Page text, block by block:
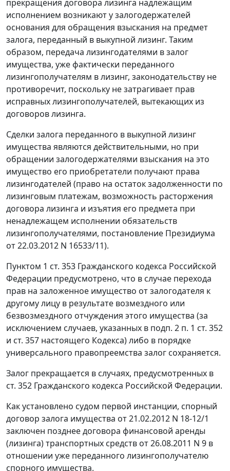
прекращения договора лизинга надлежащим
исполнением возникают у залогодержателей
основания для обращения взыскания на предмет
залога, переданный в выкупной лизинг. Таким
образом, передача лизингодателями в залог
имущества, уже фактически переданного
лизингополучателям в лизинг, законодательству не
противоречит, поскольку не затрагивает прав
исправных лизингополучателей, вытекающих из
договоров лизинга.
Сделки залога переданного в выкупной лизинг
имущества являются действительными, но при
обращении залогодержателями взыскания на это
имущество его приобретатели получают права
лизингодателей (право на остаток задолженности по
лизинговым платежам, возможность расторжения
договора лизинга и изъятия его предмета при
ненадлежащем исполнении обязательств
лизингополучателями, постановление Президиума
от 22.03.2012 N 16533/11).
Пунктом 1 ст. 353 Гражданского кодекса Российской
Федерации предусмотрено, что в случае перехода
прав на заложенное имущество от залогодателя к
другому лицу в результате возмездного или
безвозмездного отчуждения этого имущества (за
исключением случаев, указанных в подп. 2 п. 1 ст. 352
и ст. 357 настоящего Кодекса) либо в порядке
универсального правопреемства залог сохраняется.
Залог прекращается в случаях, предусмотренных в
ст. 352 Гражданского кодекса Российской Федерации.
Как установлено судом первой инстанции, спорный
договор залога имущества от 21.02.2012 N 18-12/1
заключен позднее договора финансовой аренды
(лизинга) транспортных средств от 26.08.2011 N 9 в
отношении уже переданного лизингополучателю
спорного имущества.